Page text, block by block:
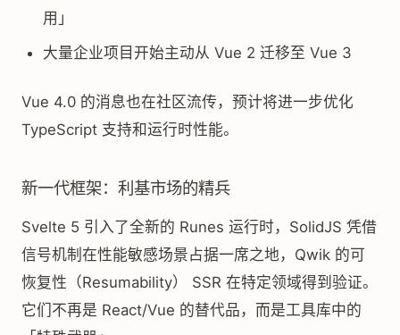
用」
大量企业项目开始主动从 Vue 2 迁移至 Vue 3
Vue 4.0 的消息也在社区流传，预计将进一步优化
TypeScript 支持和运行时性能。
新一代框架：利基市场的精兵
Svelte 5 引入了全新的 Runes 运行时，SolidJS 凭借
信号机制在性能敏感场景占据一席之地，Qwik 的可
恢复性（Resumability） SSR 在特定领域得到验证。
它们不再是 React/Vue 的替代品，而是工具库中的